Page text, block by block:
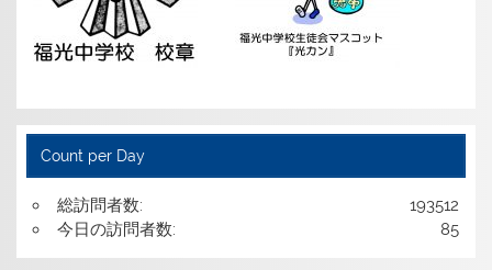
Count per Day
193512
総訪問者数:
85
今日の訪問者数: